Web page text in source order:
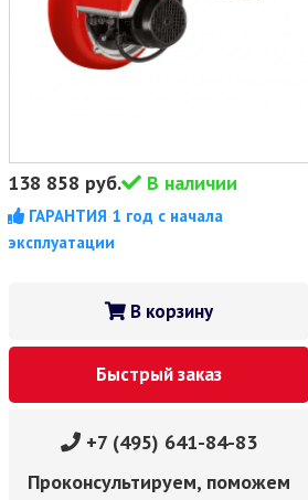
138 858 руб. В наличии
ГАРАНТИЯ 1 год с начала
эксплуатации
В корзину
Быстрый заказ
+7 (495) 641-84-83
Проконсультируем, поможем